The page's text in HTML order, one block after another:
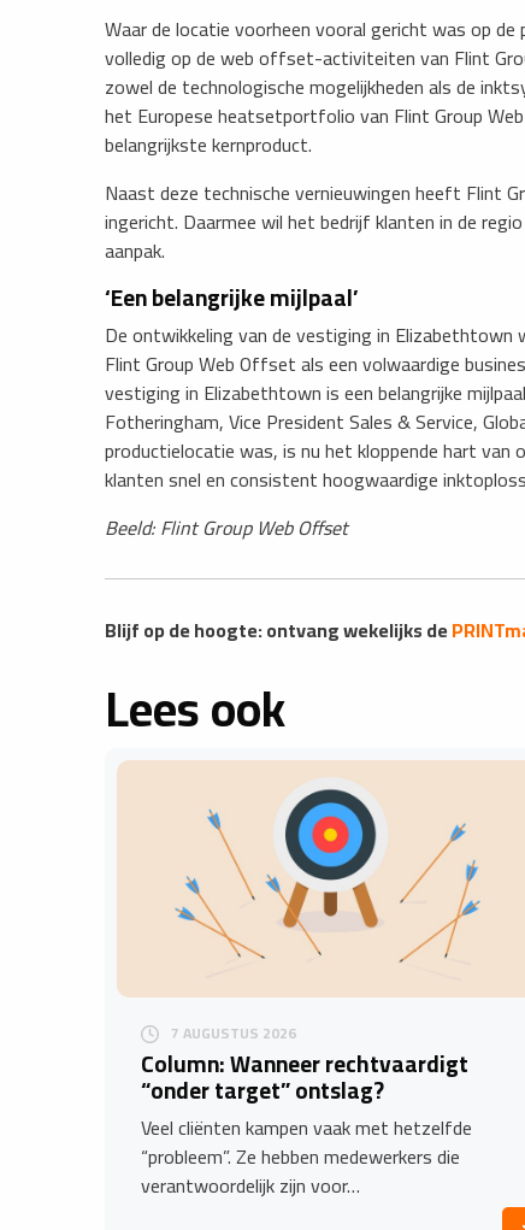
​Waar de locatie voorheen vooral gericht was op
volledig op de web offset-activiteiten van Flint
zowel de technologische mogelijkheden als de
het Europese heatsetportfolio van Flint Group
belangrijkste kernproduct.
​Naast deze technische vernieuwingen heeft Flint
ingericht. Daarmee wil het bedrijf klanten in de
aanpak.
‘Een belangrijke mijlpaal’
De ontwikkeling van de vestiging in
Flint Group Web Offset als een volwaardige
vestiging in Elizabethtown is een belangrijke
Fotheringham, Vice President Sales & Service,
productielocatie was, is nu het kloppende hart
klanten snel en consistent hoogwaardige
Beeld: ​Flint Group Web Offset
Blijf op de hoogte: ontvang wekelijks de
Lees ook
7 AUGUSTUS 2026
Column: Wanneer rechtvaardigt
“onder target” ontslag?
Veel cliënten kampen vaak met hetzelfde
“probleem”. Ze hebben medewerkers die
verantwoordelijk zijn voor…